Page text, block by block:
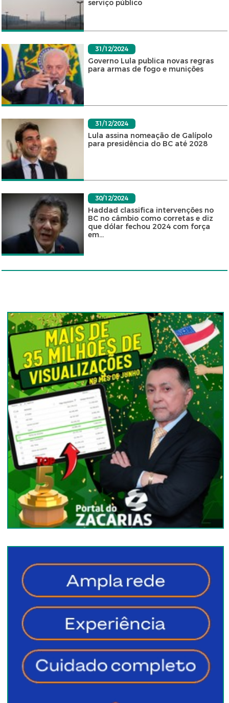
serviço público
31/12/2024
Governo Lula publica novas regras
para armas de fogo e munições
31/12/2024
Lula assina nomeação de Galípolo
para presidência do BC até 2028
30/12/2024
Haddad classifica intervenções no
BC no câmbio como corretas e diz
que dólar fechou 2024 com força
em...